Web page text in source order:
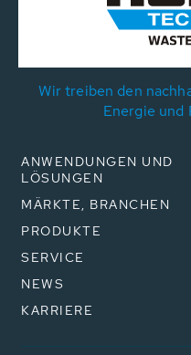
Wir treiben den
Energie und
ANWENDUNGEN UND
LÖSUNGEN
MÄRKTE, BRANCHEN
PRODUKTE
SERVICE
NEWS
KARRIERE